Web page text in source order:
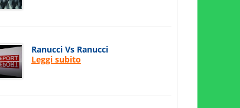
Ranucci Vs Ranucci
Leggi subito